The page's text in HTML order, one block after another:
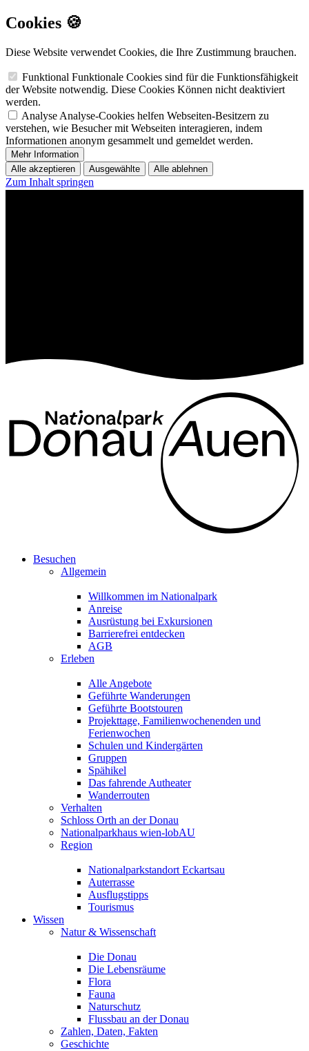
Cookies 🍪
Diese Website verwendet Cookies, die Ihre Zustimmung brauchen.
Funktional Funktionale Cookies sind für die Funktionsfähigkeit
der Website notwendig. Diese Cookies Können nicht deaktiviert
werden.
Analyse Analyse-Cookies helfen Webseiten-Besitzern zu
verstehen, wie Besucher mit Webseiten interagieren, indem
Informationen anonym gesammelt und gemeldet werden.
Mehr Information
Alle akzeptieren
Ausgewählte Alle ablehnen
Zum Inhalt springen
Besuchen
Allgemein
Willkommen im Nationalpark
Anreise
Ausrüstung bei Exkursionen
Barrierefrei entdecken
AGB
Erleben
Alle Angebote
Geführte Wanderungen
Geführte Bootstouren
Projekttage, Familienwochenenden und
Ferienwochen
Schulen und Kindergärten
Gruppen
Spähikel
Das fahrende Autheater
Wanderrouten
Verhalten
Schloss Orth an der Donau
Nationalparkhaus wien-lobAU
Region
Nationalparkstandort Eckartsau
Auterrasse
Ausflugstipps
Tourismus
Wissen
Natur & Wissenschaft
Die Donau
Die Lebensräume
Flora
Fauna
Naturschutz
Flussbau an der Donau
Zahlen, Daten, Fakten
Geschichte